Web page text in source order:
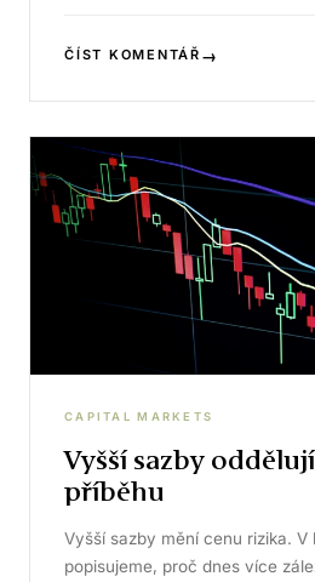
ČÍST KOMENTÁŘ →
CAPITAL MARKETS
Vyšší sazby
příběhu
Vyšší sazby mění cenu rizika. V
popisujeme, proč dnes více